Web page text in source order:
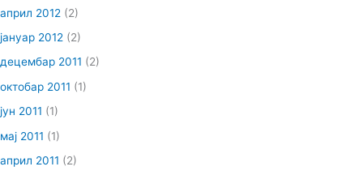
април 2012 (2)
јануар 2012 (2)
децембар 2011 (2)
октобар 2011 (1)
јун 2011 (1)
мај 2011 (1)
април 2011 (2)